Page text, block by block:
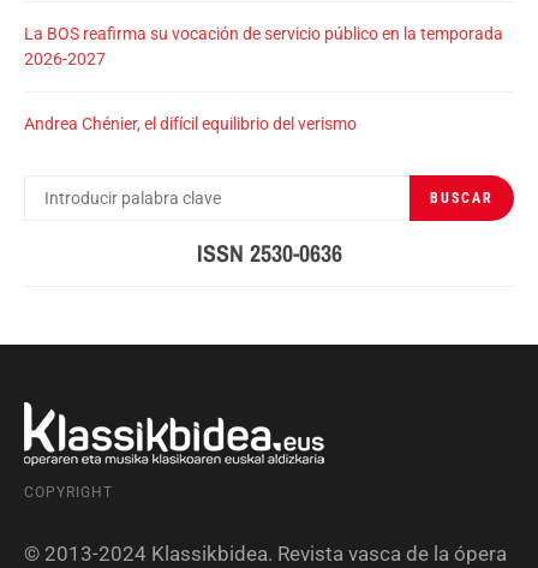
La BOS reafirma su vocación de servicio público en la temporada
2026-2027
Andrea Chénier, el difícil equilibrio del verismo
POR:
BUSCAR
ISSN 2530-0636
COPYRIGHT
© 2013-2024 Klassikbidea. Revista vasca de la ópera